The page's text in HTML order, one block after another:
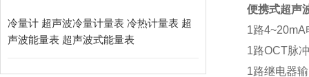
冷量计 超声波冷量计量表 冷热计量表 超
声波能量表 超声波式能量表
便携式超声
1路
1路OCT脉
1路继电器